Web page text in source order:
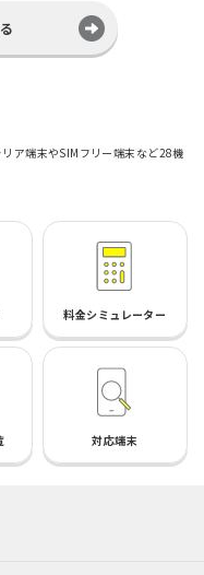
ア端末やSIMフリー端末など28機
料金シミュレーター
対応端末